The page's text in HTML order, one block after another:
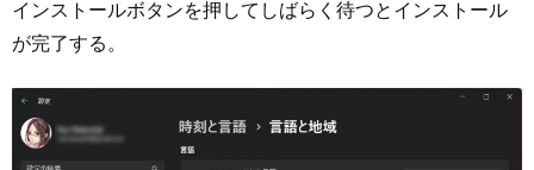
インストールボタンを押してしばらく待つとインストール
が完了する。